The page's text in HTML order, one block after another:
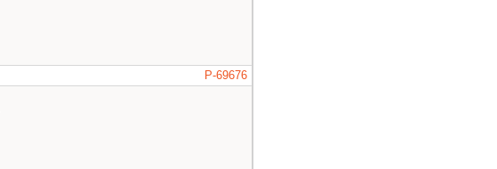
P-69676